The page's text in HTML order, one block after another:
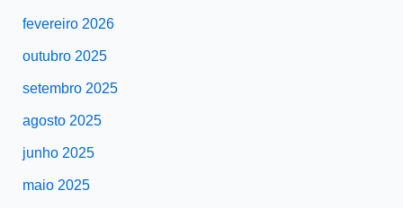
fevereiro 2026
outubro 2025
setembro 2025
agosto 2025
junho 2025
maio 2025